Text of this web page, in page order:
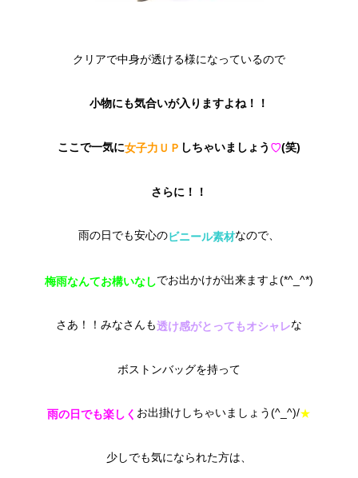
クリアで中身が透ける様になっているので
小物にも気合いが入りますよね！！
ここで一気に女子力ＵＰ しちゃいましょう ♡(笑)
さらに！！
雨の日でも安心のビニール素材なので、
梅雨なんてお構いなしでお出かけが出来ますよ(*^_^*)
さあ！！みなさんも透け感がとってもオシャレな
ボストンバッグを持って
雨の日でも楽しく お出掛けしちゃいましょう(^_^)/★
少しでも気になられた方は、